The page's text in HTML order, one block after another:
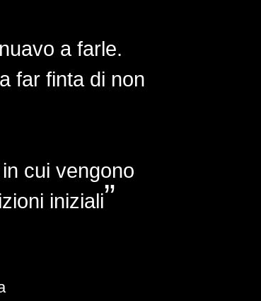
a farle.
far finta di non
cui vengono
iniziali